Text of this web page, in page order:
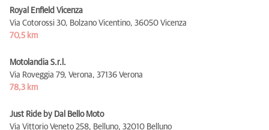
Royal Enfield Vicenza
Via Cotorossi 30, Bolzano Vicentino, 36050 Vicenza
70,5 km
Motolandia S.r.l.
Via Roveggia 79, Verona, 37136 Verona
78,3 km
Just Ride by Dal Bello Moto
Via Vittorio Veneto 258, Belluno, 32010 Belluno